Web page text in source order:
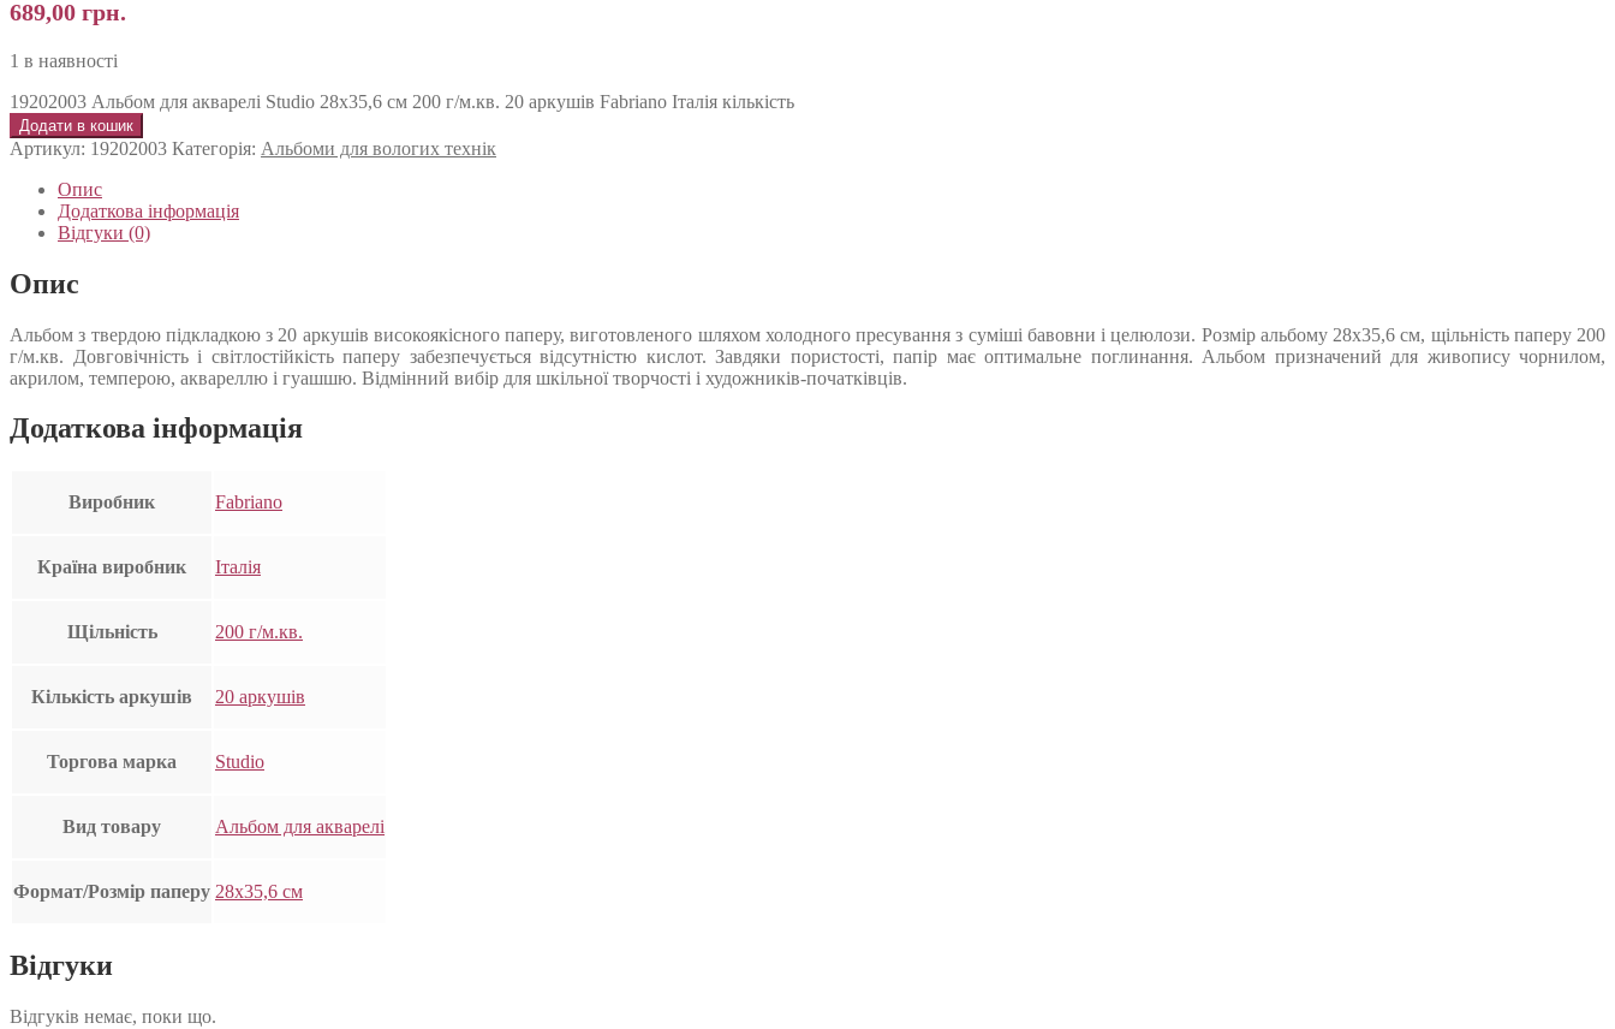
689,00 грн.
1 в наявності
19202003 Альбом для акварелі Studio 28х35,6 см 200 г/м.кв. 20 аркушів Fabriano Італія кількість
Додати в кошик
Артикул: 19202003 Категорія: Альбоми для вологих технік
Опис
Додаткова інформація
Відгуки (0)
Опис
Альбом з твердою підкладкою з 20 аркушів високоякісного паперу, виготовленого шляхом холодного пресування з суміші бавовни і целюлози. Розмір альбому 28х35,6 см, щільність паперу 200
г/м.кв. Довговічність і світлостійкість паперу забезпечується відсутністю кислот. Завдяки пористості, папір має оптимальне поглинання. Альбом призначений для живопису чорнилом,
акрилом, темперою, аквареллю і гуашшю. Відмінний вибір для шкільної творчості і художників-початківців.
Додаткова інформація
Виробник Fabriano
Країна виробник Італія
Щільність 200 г/м.кв.
Кількість аркушів 20 аркушів
Торгова марка Studio
Вид товару Альбом для акварелі
Формат/Розмір паперу 28х35,6 см
Відгуки
Відгуків немає, поки що.